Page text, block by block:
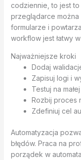
codziennie, to jest
przeglądarce można
formularze i
workflow jest łatwy
Najważniejsze kroki
Dodaj
Zapisuj logi i
Testuj na
Rozbij proces
Zdefiniuj cel
Automatyzacja
błędów. Praca na
porządek w